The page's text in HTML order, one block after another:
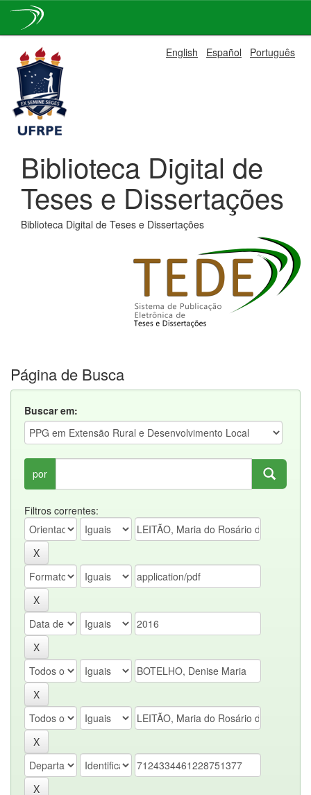
navigation
English Español Português
Biblioteca Digital de
Teses e Dissertações
Biblioteca Digital de Teses e Dissertações
Página de Busca
Buscar em:
por
Filtros correntes: